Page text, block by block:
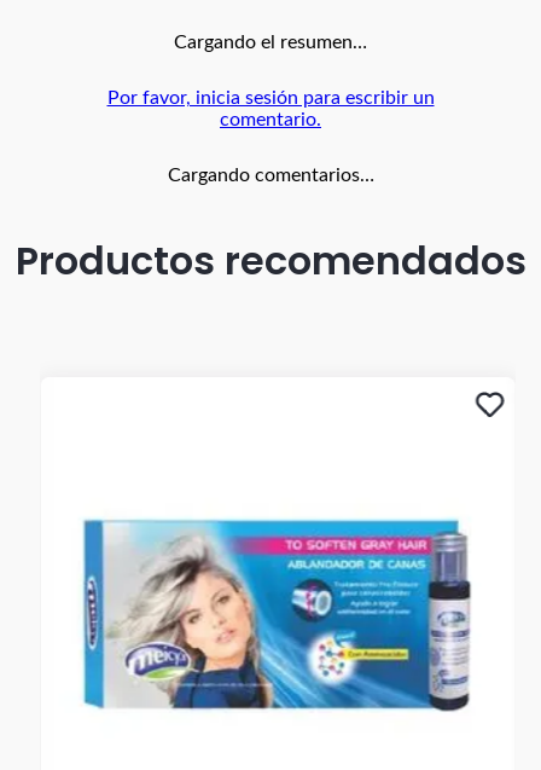
Cargando el resumen…
Por favor, inicia sesión para escribir un
comentario.
Cargando comentarios…
Productos recomendados